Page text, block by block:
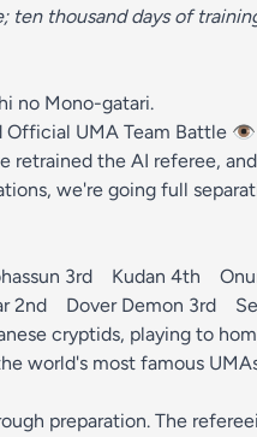
ten thousand days of
no Mono-gatari.
Official UMA Team Battle 👁️
retrained the AI referee,
we're going full
3rd Kudan 4th
2nd Dover Demon 3rd
cryptids, playing to
world's most famous
preparation. The